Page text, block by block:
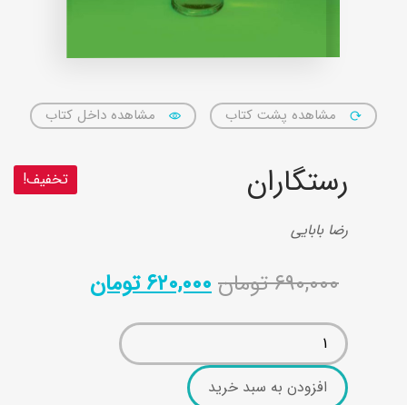
مشاهده پشت کتاب مشاهده داخل کتاب
تخفیف! رستگاران
رضا بابایی
۶۹۰,۰۰۰تومان۶۲۰,۰۰۰تومان
افزودن به سبد خرید